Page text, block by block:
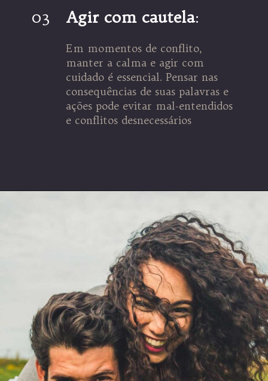
Agir com cautela:
03
Em momentos de conflito,
manter a calma e agir com
cuidado é essencial. Pensar nas
consequências de suas palavras e
ações pode evitar mal-entendidos
e conflitos desnecessários